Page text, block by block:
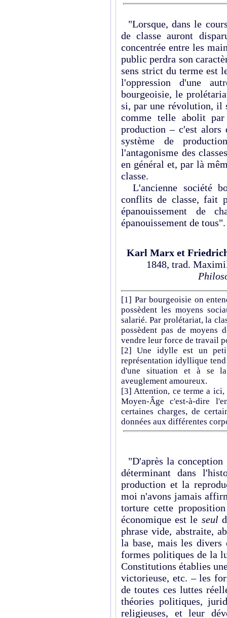
"Lorsque, dans le
de classe auront
concentrée entre les
public perdra son
sens strict du terme est
l'oppression d'une
bourgeoisie, le
si, par une révolution, il
comme telle abolit
production – c'est alors
système de
l'antagonisme des
en général et, par là
classe.
L'ancienne société
conflits de classe, fait
épanouissement de
épanouissement de tous".
Karl Marx et
1848, trad.
[1] Par bourgeoisie on
possèdent les moyens
salarié. Par prolétariat, la
possèdent pas de moyens
vendre leur force de travail
[2] Une idylle est un
représentation idyllique
d'une situation et à se la
aveuglement amoureux.
[3] Attention, ce terme a
Moyen-Âge c'est-à-dire
certaines charges, de
données aux différentes
"D'après la
déterminant dans
production et la
moi n'avons jamais
torture cette
économique est le seul
phrase vide, abstraite,
la base, mais les divers
formes politiques de la
Constitutions établies
victorieuse, etc. – les
de toutes ces luttes
théories politiques,
religieuses, et leur